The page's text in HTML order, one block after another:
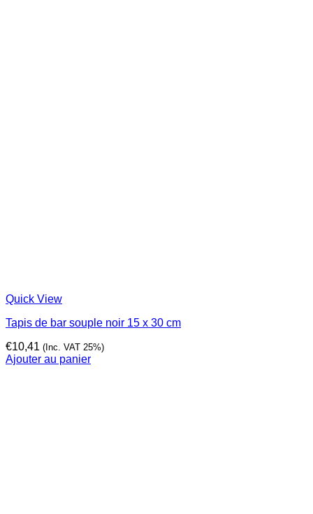
Quick View
Tapis de bar souple noir 15 x 30 cm
€10,41 (Inc. VAT 25%)
Ajouter au panier